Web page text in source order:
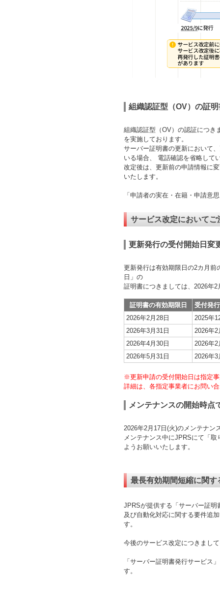
組織認証型（OV）の証
組織認証型（OV）の認証につき
を実施しております。
サーバー証明書の更新において
いる場合、 電話確認を省略して
改定後は、更新前の申請情報に
いたします。
「申請者の実在・在籍・申請意
サービス改定において
更新発行の受付開始日変
更新発行は有効期限日の2カ月前
日」の
証明書につきましては、2026年
証明書の有効期限日
受付発
2026年2月28日
2025年
2026年3月31日
2026年2
2026年4月30日
2026年2
2026年5月31日
2026年3
※更新申請の受付開始日は指定
詳細は、各指定事業者にお問い
メンテナンスの開始時点
2026年2月17日(火)のメンテナン
メンテナンス中にJPRSにて「
ようお願いいたします。
最長有効期間短縮に関
JPRSが提供する「サーバー証
及び自動化対応に関する要件追
す。
今後のサービス改定につきまし
「サーバー証明書発行サービス
す。